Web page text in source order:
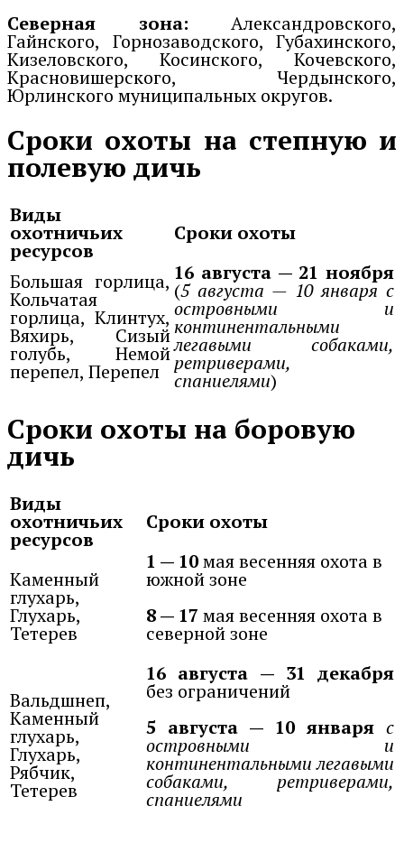
Северная зона: Александровского,
Гайнского, Горнозаводского, Губахинского,
Кизеловского, Косинского, Кочевского,
Красновишерского, Чердынского,
Юрлинского муниципальных округов.
Сроки охоты на степную и
полевую дичь
Виды
охотничьих
ресурсов
Сроки охоты
Большая горлица,
Кольчатая
горлица, Клинтух,
Вяхирь, Сизый
голубь, Немой
перепел, Перепел
16 августа — 21 ноября
(5 августа — 10 января с
островными и
континентальными
легавыми собаками,
ретриверами,
спаниелями)
Сроки охоты на боровую
дичь
Виды
охотничьих
ресурсов
Сроки охоты
Каменный
глухарь,
Глухарь,
Тетерев
1 — 10мая весенняя охота в
южной зоне
8 — 17 мая весенняя охота в
северной зоне
Вальдшнеп,
Каменный
глухарь,
Глухарь,
Рябчик,
Тетерев
16 августа — 31 декабря
без ограничений
5 августа — 10 января с
островными и
континентальными легавыми
собаками, ретриверами,
спаниелями